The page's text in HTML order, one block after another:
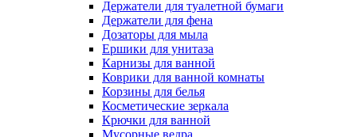
Держатели для туалетной бумаги
Держатели для фена
Дозаторы для мыла
Ершики для унитаза
Карнизы для ванной
Коврики для ванной комнаты
Корзины для белья
Косметические зеркала
Крючки для ванной
Мусорные ведра